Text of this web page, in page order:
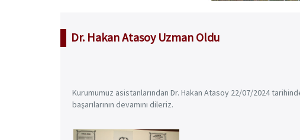
Dr. Hakan Atasoy Uzman Oldu
Kurumumuz asistanlarından Dr. Hakan Atasoy 22/07/2024
başarılarının devamını dileriz.